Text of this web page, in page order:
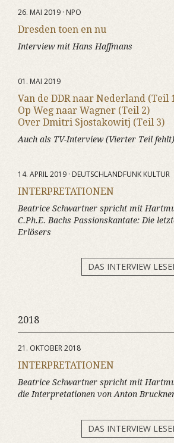
26. MAI 2019 · NPO
Dresden toen en nu
Interview mit Hans Haffmans
01. MAI 2019
Van de DDR naar Nederland (Teil
Op Weg naar Wagner (Teil 2)
Over Dmitri Sjostakowitj (Teil 3)
Auch als TV-Interview (Vierter Teil fehlt)
14. APRIL 2019 · DEUTSCHLANDFUNK KULTUR
INTERPRETATIONEN
Beatrice Schwartner spricht mit
C.Ph.E. Bachs Passionskantate: Die
Erlösers
DAS INTERVIEW
2018
21. OKTOBER 2018
INTERPRETATIONEN
Beatrice Schwartner spricht mit
die Interpretationen von Anton
DAS INTERVIEW